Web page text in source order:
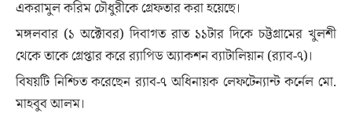
একরামুল করিম চৌধুরীকে গ্রেফতার করা হয়েছে।
মঙ্গলবার (১ অক্টোবর) দিবাগত রাত ১১টার দিকে চট্টগ্রামের খুলশী
থেকে তাকে গ্রেপ্তার করে র‍্যাপিড অ্যাকশন ব্যাটালিয়ান (র‍্যাব-৭)।
বিষয়টি নিশ্চিত করেছেন র‌্যাব-৭ অধিনায়ক লেফটেন্যান্ট কর্নেল মো.
মাহবুব আলম।